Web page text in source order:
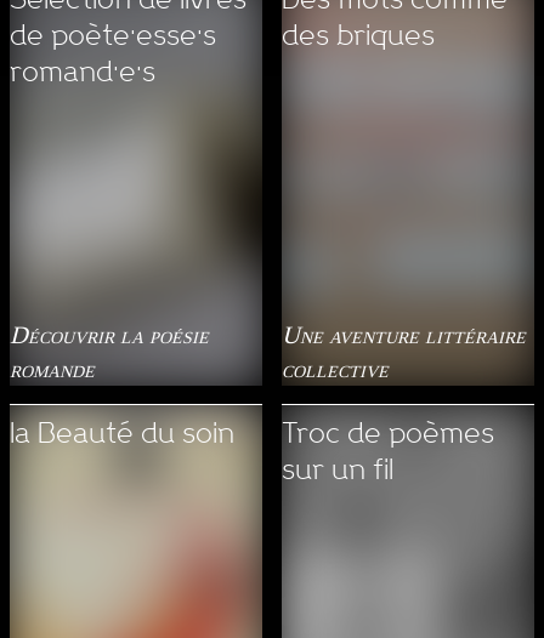
de poète·esse·s
romand·e·s
Découvrir la poésie
romande
la Beauté du soin
des briques
Une aventure littéraire
collective
Troc de poèmes
sur un fil